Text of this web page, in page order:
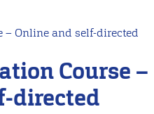
– Online and self-directed
Course –
directed